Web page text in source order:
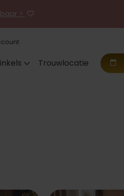
>
Trouwlocatie